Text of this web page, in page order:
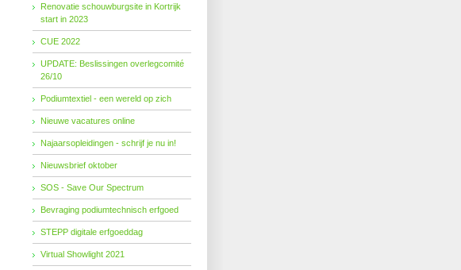
Renovatie schouwburgsite in Kortrijk
start in 2023
CUE 2022
UPDATE: Beslissingen overlegcomité
26/10
Podiumtextiel - een wereld op zich
Nieuwe vacatures online
Najaarsopleidingen - schrijf je nu in!
Nieuwsbrief oktober
SOS - Save Our Spectrum
Bevraging podiumtechnisch erfgoed
STEPP digitale erfgoeddag
Virtual Showlight 2021